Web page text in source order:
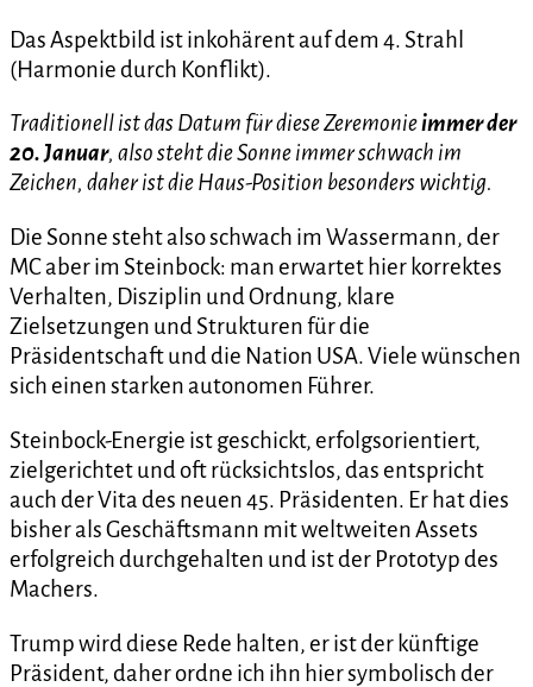
Das Aspektbild ist inkohärent auf dem 4. Strahl
(Harmonie durch Konflikt).
Traditionell ist das Datum für diese Zeremonieimmer der
20.Januar, also steht die Sonne immer schwach im
Zeichen, daher ist die Haus-Position besonders wichtig.
Die Sonne steht also schwach im Wassermann, der
MC aber im Steinbock: man erwartet hier korrektes
Verhalten, Disziplin und Ordnung, klare
Zielsetzungen und Strukturen für die
Präsidentschaft und die Nation USA. Viele wünschen
sich einen starken autonomen Führer.
Steinbock-Energie ist geschickt, erfolgsorientiert,
zielgerichtet und oft rücksichtslos, das entspricht
auch der Vita des neuen 45. Präsidenten. Er hat dies
bisher als Geschäftsmann mit weltweiten Assets
erfolgreich durchgehalten und ist der Prototyp des
Machers.
Trump wird diese Rede halten, er ist der künftige
Präsident, daher ordne ich ihn hier symbolisch der